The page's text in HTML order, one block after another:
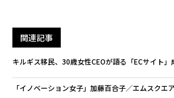
関連記事
キルギス移民、30歳女性CEOが語る「ECサイト」
「イノベーション女子」加藤百合子／エムスクエ